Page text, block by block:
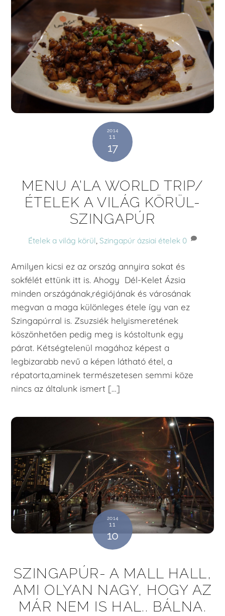
2014
11
17
MENU A’LA WORLD TRIP/
ÉTELEK A VILÁG KÖRÜL-
SZINGAPÚR
Ételek a világ körül Szingapúr ázsiai ételek 0
Amilyen kicsi ez az ország annyira sokat és
sokfélét ettünk itt is. Ahogy Dél-Kelet Ázsia
minden országának,régiójának és városának
megvan a maga különleges étele így van ez
Szingapúrral is. Zsuzsiék helyismeretének
köszönhetően pedig meg is kóstoltunk egy
párat. Kétségtelenül magához képest a
legbizarabb nevű a képen látható étel, a
répatorta,aminek természetesen semmi köze
nincs az általunk ismert […]
2014
11
10
SZINGAPÚR- A MALL HALL,
AMI OLYAN NAGY, HOGY AZ
MÁR NEM IS HAL.. BÁLNA.